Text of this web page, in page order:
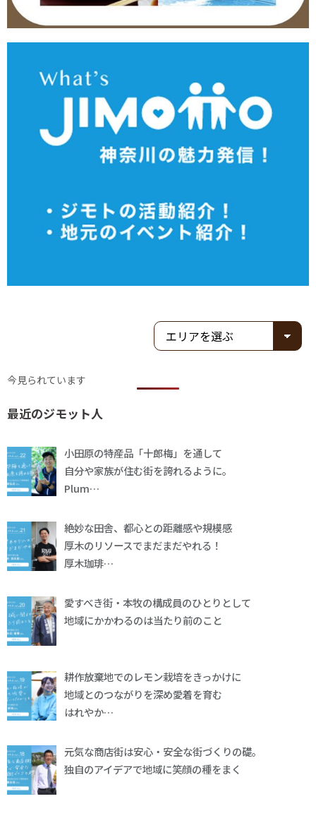
今見られています
最近のジモット人
小田原の特産品「十郎梅」を通して
自分や家族が住む街を誇れるように。
Plum…
絶妙な田舎、都心との距離感や規模感
厚木のリソースでまだまだやれる！
厚木珈琲…
愛すべき街・本牧の構成員のひとりとして
地域にかかわるのは当たり前のこと
耕作放棄地でのレモン栽培をきっかけに
地域とのつながりを深め愛着を育む
はれやか…
元気な商店街は安心・安全な街づくりの礎。
独自のアイデアで地域に笑顔の種をまく